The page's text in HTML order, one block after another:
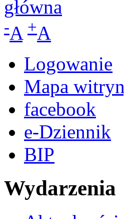
-A +A
Logowanie
Mapa
facebook
e-Dziennik
BIP
Wydarzenia